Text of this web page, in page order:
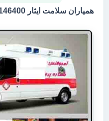
همیاران سلامت ایثار 36146400 شماره پروانه 3-323036